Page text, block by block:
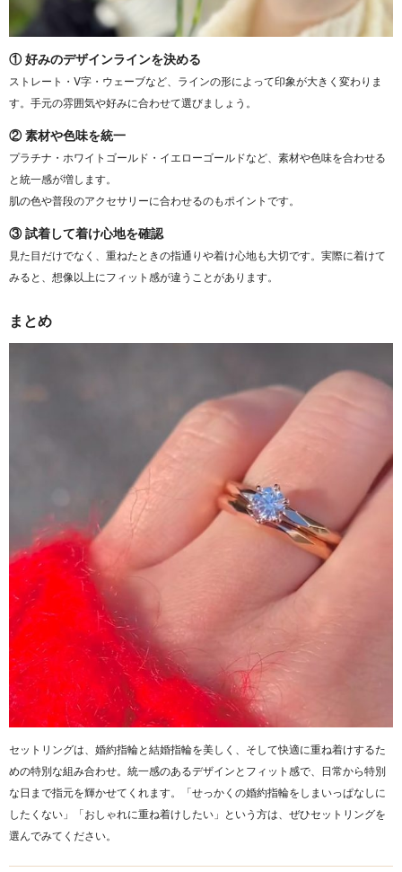
① 好みのデザインラインを決める
ストレート・V字・ウェーブなど、ラインの形によって印象が大きく変わりま
す。手元の雰囲気や好みに合わせて選びましょう。
② 素材や色味を統一
プラチナ・ホワイトゴールド・イエローゴールドなど、素材や色味を合わせる
と統一感が増します。
肌の色や普段のアクセサリーに合わせるのもポイントです。
③ 試着して着け心地を確認
見た目だけでなく、重ねたときの指通りや着け心地も大切です。実際に着けて
みると、想像以上にフィット感が違うことがあります。
まとめ
セットリングは、婚約指輪と結婚指輪を美しく、そして快適に重ね着けするた
めの特別な組み合わせ。統一感のあるデザインとフィット感で、日常から特別
な日まで指元を輝かせてくれます。「せっかくの婚約指輪をしまいっぱなしに
したくない」「おしゃれに重ね着けしたい」という方は、ぜひセットリングを
選んでみてください。